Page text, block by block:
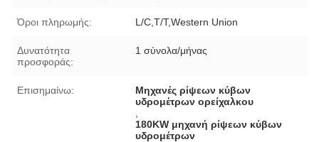
Όροι πληρωμής: L/C,T/T,Western Union
Δυνατότητα
προσφοράς:
1 σύνολα/μήνας
Επισημαίνω:
Μηχανές ρίψεων κύβων
υδρομέτρων ορείχαλκου
180KW μηχανή ρίψεων κύβων
υδρομέτρων